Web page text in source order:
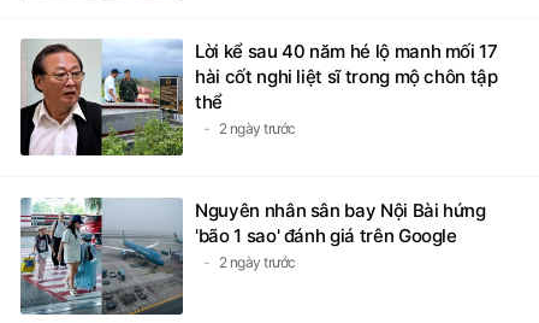
Lời kể sau 40 năm hé lộ manh mối 17
hài cốt nghi liệt sĩ trong mộ chôn tập
thể
2 ngày trước
Nguyên nhân sân bay Nội Bài hứng
'bão 1 sao' đánh giá trên Google
2 ngày trước